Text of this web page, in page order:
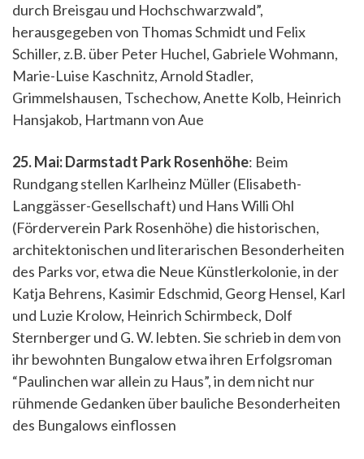
durch Breisgau und Hochschwarzwald”,
herausgegeben von Thomas Schmidt und Felix
Schiller, z.B. über Peter Huchel, Gabriele Wohmann,
Marie-Luise Kaschnitz, Arnold Stadler,
Grimmelshausen, Tschechow, Anette Kolb, Heinrich
Hansjakob, Hartmann von Aue
25. Mai: Darmstadt Park Rosenhöhe: Beim
Rundgang stellen Karlheinz Müller (Elisabeth-
Langgässer-Gesellschaft) und Hans Willi Ohl
(Förderverein Park Rosenhöhe) die historischen,
architektonischen und literarischen Besonderheiten
des Parks vor, etwa die Neue Künstlerkolonie, in der
Katja Behrens, Kasimir Edschmid, Georg Hensel, Karl
und Luzie Krolow, Heinrich Schirmbeck, Dolf
Sternberger und G. W. lebten. Sie schrieb in dem von
ihr bewohnten Bungalow etwa ihren Erfolgsroman
“Paulinchen war allein zu Haus”, in dem nicht nur
rühmende Gedanken über bauliche Besonderheiten
des Bungalows einflossen